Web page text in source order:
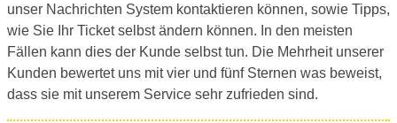
unser Nachrichten System kontaktieren können, sowie Tipps,
wie Sie Ihr Ticket selbst ändern können. In den meisten
Fällen kann dies der Kunde selbst tun. Die Mehrheit unserer
Kunden bewertet uns mit vier und fünf Sternen was beweist,
dass sie mit unserem Service sehr zufrieden sind.